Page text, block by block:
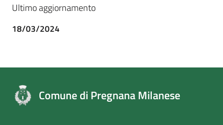
Ultimo aggiornamento
18/03/2024
Comune di Pregnana Milanese